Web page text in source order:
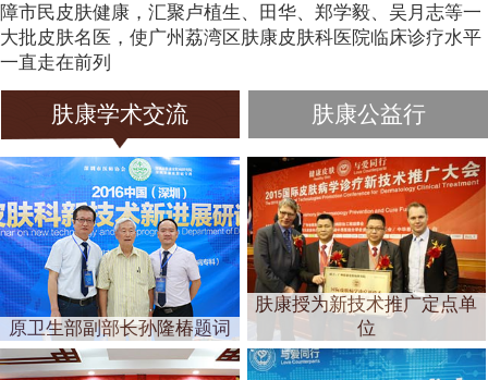
障市民皮肤健康，汇聚卢植生、田华、郑学毅、吴月志等一
大批皮肤名医，使广州荔湾区肤康皮肤科医院临床诊疗水平
一直走在前列
肤康学术交流 肤康公益行
原卫生部副部长孙隆椿题词
肤康授为新技术推广定点单
位